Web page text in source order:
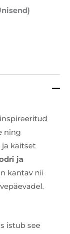
ning
ja kaitset
ja
kantav nii
istub see